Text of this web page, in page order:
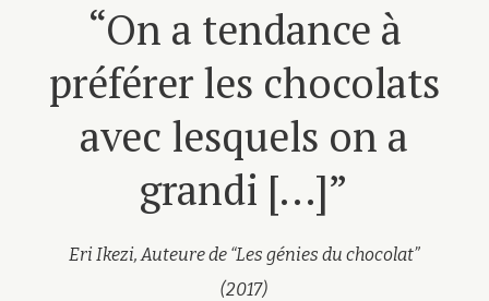
“On a tendance à
préférer les chocolats
avec lesquels on a
grandi […]”
Eri Ikezi, Auteure de “Les génies du chocolat”
(2017)